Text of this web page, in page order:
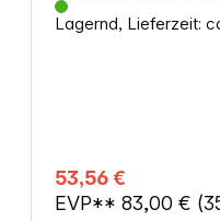
Lagernd, Lieferzeit:
53,56 €
EVP** 83,00 €